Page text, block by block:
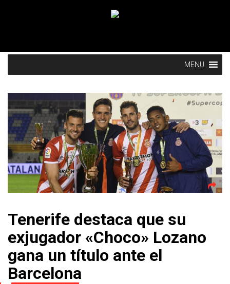
MENU
Tenerife destaca que su
exjugador «Choco» Lozano
gana un título ante el
Barcelona